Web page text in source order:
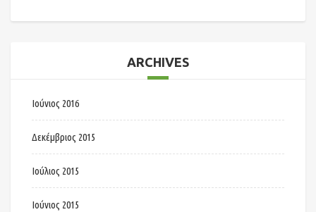
ARCHIVES
Ιούνιος 2016
Δεκέμβριος 2015
Ιούλιος 2015
Ιούνιος 2015